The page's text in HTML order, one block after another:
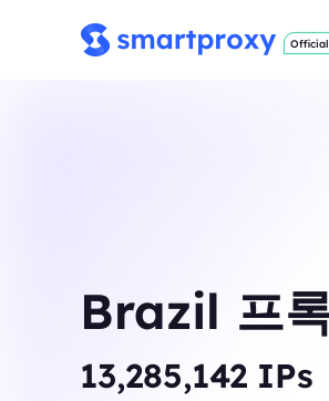
Brazil 프
13,403,774 IPs